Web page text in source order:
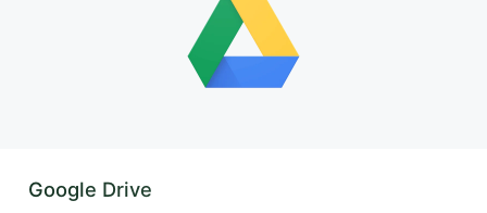
Google Drive